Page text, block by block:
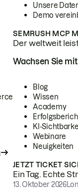
Unsere
Demo
SEMRUSH MCP
Der weltweit
Wachsen Sie
Blog
Wissen
Academy
KI-
Webinare
Neuigkeiten
JETZT TICKET
Ein Tag. Echte
13. Oktober 2026